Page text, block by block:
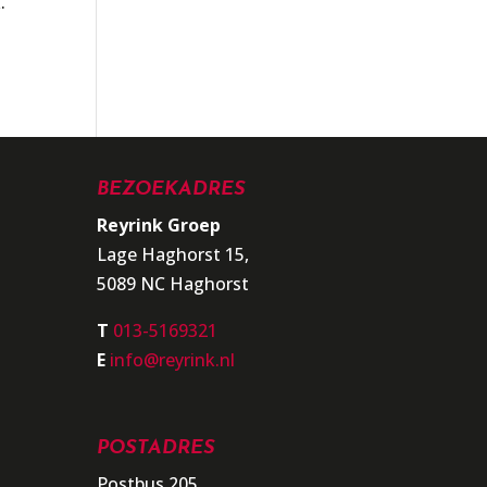
BEZOEKADRES
Reyrink Groep
Lage Haghorst 15,
5089 NC Haghorst
T 013-5169321
E info@reyrink.nl
POSTADRES